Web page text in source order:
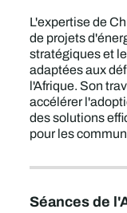
L'expertise de
de projets
stratégiques et
adaptées aux
l'Afrique. Son
accélérer
des solutions
pour les
Séances de